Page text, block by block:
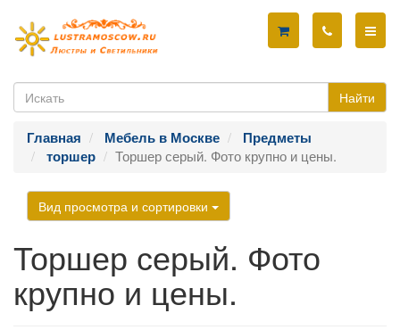
Найти
Главная Мебель в Москве
Предметы
торшер
Торшер серый. Фото крупно и цены.
Вид просмотра и сортировки
Торшер серый. Фото
крупно и цены.